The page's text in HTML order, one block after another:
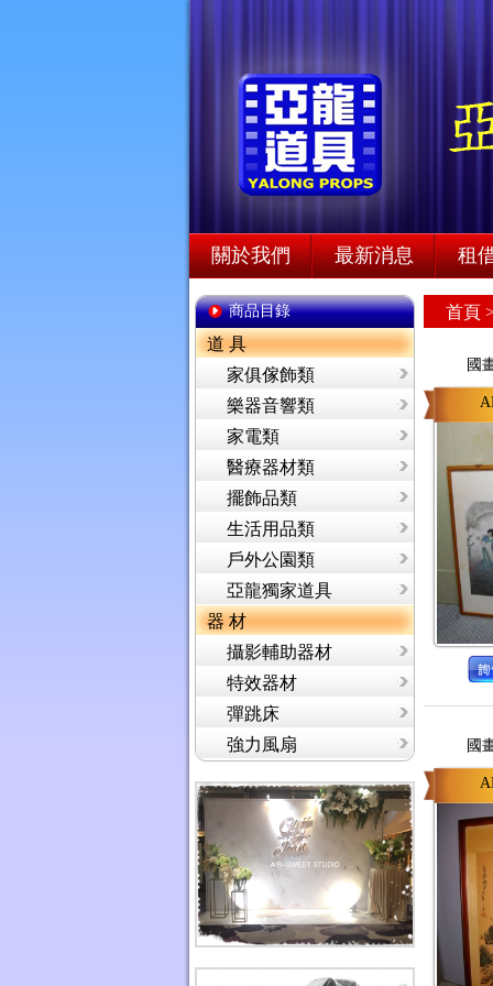
關於我們 最新消息 租
商品目錄
道 具
家俱傢飾類
樂器音響類
家電類
醫療器材類
擺飾品類
生活用品類
戶外公園類
亞龍獨家道具
器 材
攝影輔助器材
特效器材
彈跳床
強力風扇
首頁
國
國